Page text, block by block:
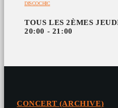
DISCOCHIC
TOUS LES 2ÈMES
20:00 - 21:00
CONCERT (ARCHIVE)